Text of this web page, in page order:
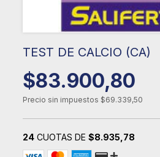
TEST DE CALCIO (CA)
$83.900,80
Precio sin impuestos $69.339,50
24 CUOTAS DE$8.935,78